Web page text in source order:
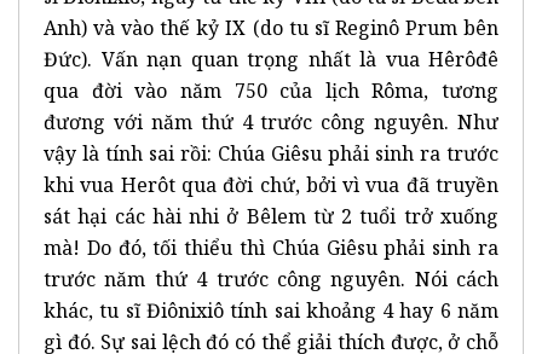
Anh) và vào thế kỷ IX (do tu sĩ Reginô Prum bên
Đức). Vấn nạn quan trọng nhất là vua Hêrôđê
qua đời vào năm 750 của lịch Rôma, tương
đương với năm thứ 4 trước công nguyên. Như
vậy là tính sai rồi: Chúa Giêsu phải sinh ra trước
khi vua Herôt qua đời chứ, bởi vì vua đã truyền
sát hại các hài nhi ở Bêlem từ 2 tuổi trở xuống
mà! Do đó, tối thiểu thì Chúa Giêsu phải sinh ra
trước năm thứ 4 trước công nguyên. Nói cách
khác, tu sĩ Điônixiô tính sai khoảng 4 hay 6 năm
gì đó. Sự sai lệch đó có thể giải thích được, ở chỗ